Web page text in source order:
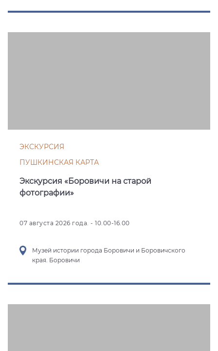
ЭКСКУРСИЯ
ПУШКИНСКАЯ КАРТА
Экскурсия «Боровичи на старой
фотографии»
07 августа 2026 года. - 10.00-16.00
Музей истории города Боровичи и Боровичского
края. Боровичи